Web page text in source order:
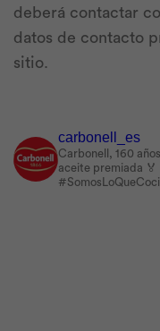
deberá contactar
datos de contacto
sitio.
carbonell_es
Carbonell, 160
aceite premiada 🏅